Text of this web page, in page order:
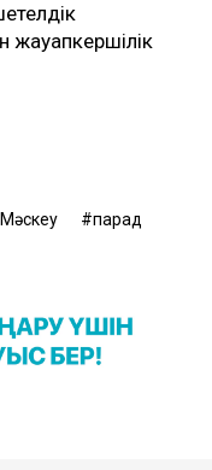
жауапкершілік
Мәскеу парад